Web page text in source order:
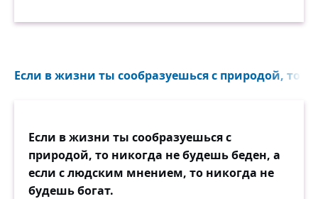
Если в жизни ты сообразуешься с природой, то
Если в жизни ты сообразуешься с
природой, то никогда не будешь беден, а
если с людским мнением, то никогда не
будешь богат.